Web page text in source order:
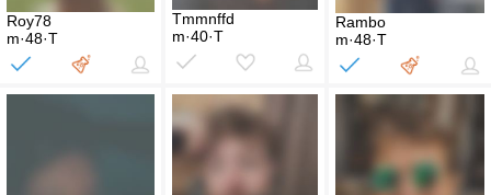
Roy78
m·48·T
Tmmnffd
m·40·T
Rambo
m·48·T